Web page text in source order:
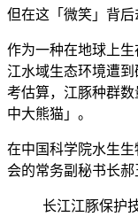
但在这「微笑」背后
作为一种在地球上
江水域生态环境遭
考估算，江豚种群
中大熊猫」。
在中国科学院水生
会的常务副秘书长郝
长江江豚保护